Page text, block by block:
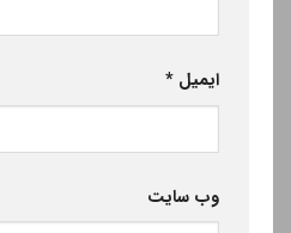
ایمیل*
وب‌ سایت